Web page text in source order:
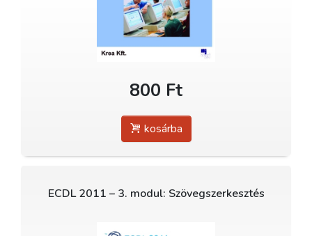
800 Ft
kosárba
ECDL 2011 – 3. modul: Szövegszerkesztés